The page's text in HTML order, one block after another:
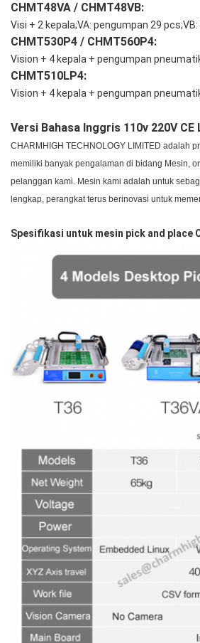
CHMT48VA / CHMT48VB:
Visi + 2 kepala;VA: pengumpan 29
CHMT530P4 / CHMT560P4:
Vision + 4 kepala + pengumpan
CHMT510LP4:
Vision + 4 kepala + pengumpan
Versi Bahasa Inggris 110v 220V CE
CHARMHIGH TECHNOLOGY LIMITED adalah
memiliki banyak pengalaman di bidang Mesin, o
pelanggan kami. Mesin kami adalah untuk
lengkap, perangkat terus berinovasi untuk
Spesifikasi untuk mesin pick and place